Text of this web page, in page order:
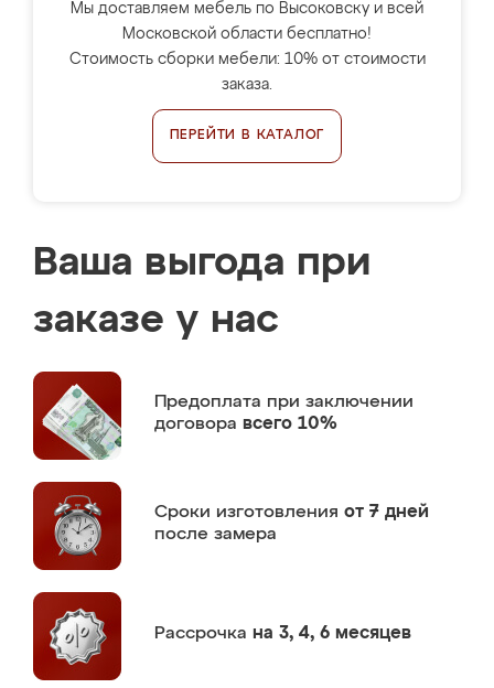
Мы доставляем мебель по Высоковску и всей
Московской области бесплатно!
Стоимость сборки мебели: 10% от стоимости
заказа.
ПЕРЕЙТИ В КАТАЛОГ
Ваша выгода при
заказе у нас
Предоплата при заключении
договора всего 10%
Сроки изготовления от 7 дней
после замера
Рассрочка на 3, 4, 6 месяцев